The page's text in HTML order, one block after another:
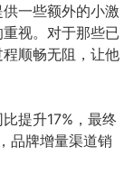
一些额外的小激
视。对于那些已
顺畅无阻，让他
提升17%，最终
品牌增量渠道销